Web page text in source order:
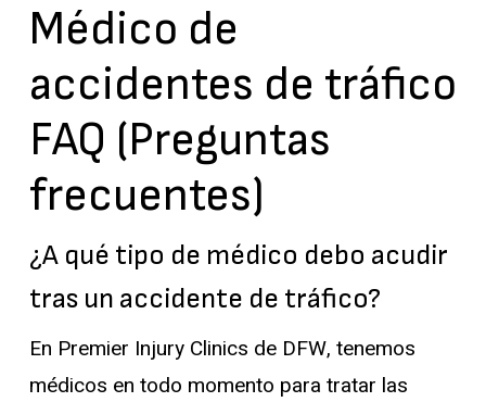
Médico de
accidentes de tráfico
FAQ (Preguntas
frecuentes)
¿A qué tipo de médico debo acudir
tras un accidente de tráfico?
En Premier Injury Clinics de DFW, tenemos
médicos en todo momento para tratar las